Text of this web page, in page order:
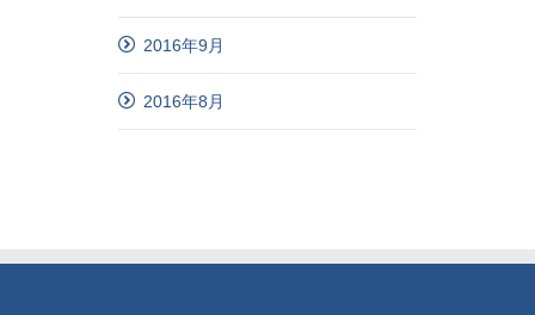
2016年9月
2016年8月